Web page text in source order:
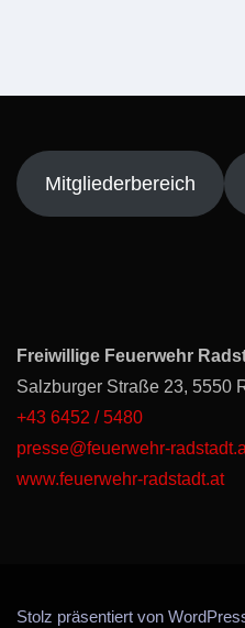
Mitgliederbereich
Freiwillige Feuerwehr
Salzburger Straße 23, 5550
+43 6452 / 5480
presse@feuerwehr-
www.feuerwehr-radstadt.at
Stolz präsentiert von